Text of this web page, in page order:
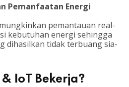
Pemanfaatan Energi
pemantauan real-
kebutuhan energi sehingga
dihasilkan tidak terbuang sia-
IoT Bekerja?